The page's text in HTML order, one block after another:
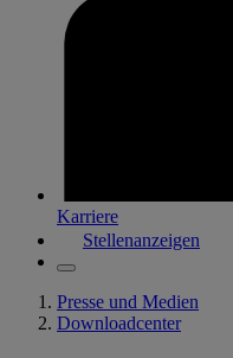
Karriere
Stellenanzeigen
Presse und Medien
Downloadcenter